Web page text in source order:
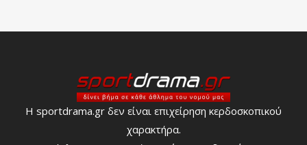
Η sportdrama.gr δεν είναι επιχείρηση κερδοσκοπικού
χαρακτήρα.